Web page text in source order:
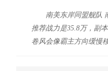
南美东岸同盟舰队
推荐战力是35.8万，副
卷风会像霸主方向缓慢